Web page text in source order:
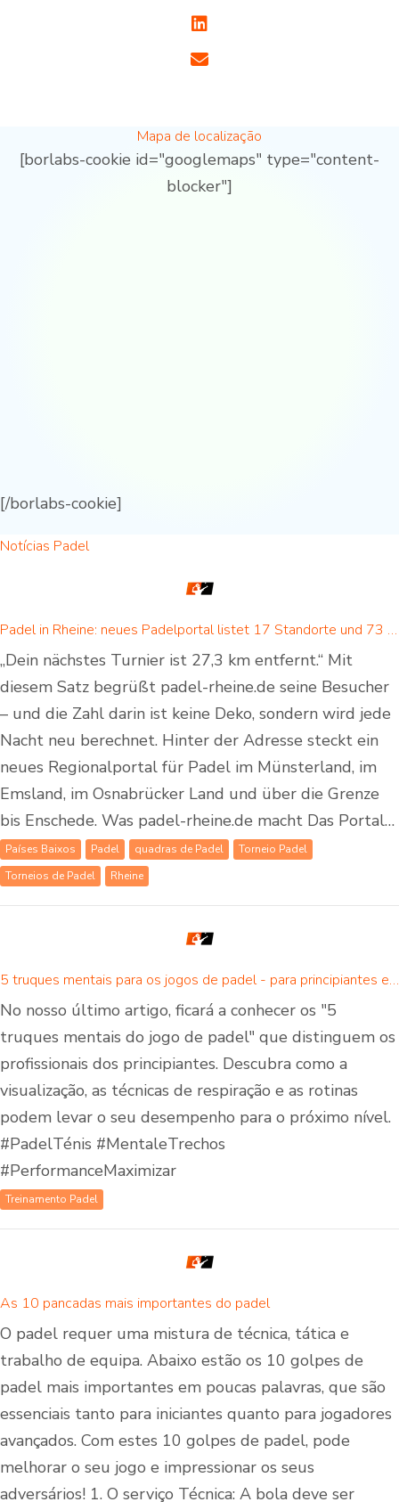
Mapa de localização
[borlabs-cookie id="googlemaps" type="content-
blocker"]
[/borlabs-cookie]
Notícias Padel
Padel in Rheine: neues Padelportal listet 17 Standorte und 73 Padel-Courts in Rheine und Umgebung
„Dein nächstes Turnier ist 27,3 km entfernt.“ Mit
diesem Satz begrüßt padel-rheine.de seine Besucher
– und die Zahl darin ist keine Deko, sondern wird jede
Nacht neu berechnet. Hinter der Adresse steckt ein
neues Regionalportal für Padel im Münsterland, im
Emsland, im Osnabrücker Land und über die Grenze
bis Enschede. Was padel-rheine.de macht Das Portal…
Países Baixos Padel quadras de Padel
Torneio Padel
Torneios de Padel
Rheine
5 truques mentais para os jogos de padel - para principiantes e jogadores avançados de padel
No nosso último artigo, ficará a conhecer os "5
truques mentais do jogo de padel" que distinguem os
profissionais dos principiantes. Descubra como a
visualização, as técnicas de respiração e as rotinas
podem levar o seu desempenho para o próximo nível.
#PadelTénis #MentaleTrechos
#PerformanceMaximizar
Treinamento Padel
As 10 pancadas mais importantes do padel
O padel requer uma mistura de técnica, tática e
trabalho de equipa. Abaixo estão os 10 golpes de
padel mais importantes em poucas palavras, que são
essenciais tanto para iniciantes quanto para jogadores
avançados. Com estes 10 golpes de padel, pode
melhorar o seu jogo e impressionar os seus
adversários! 1. O serviço Técnica: A bola deve ser